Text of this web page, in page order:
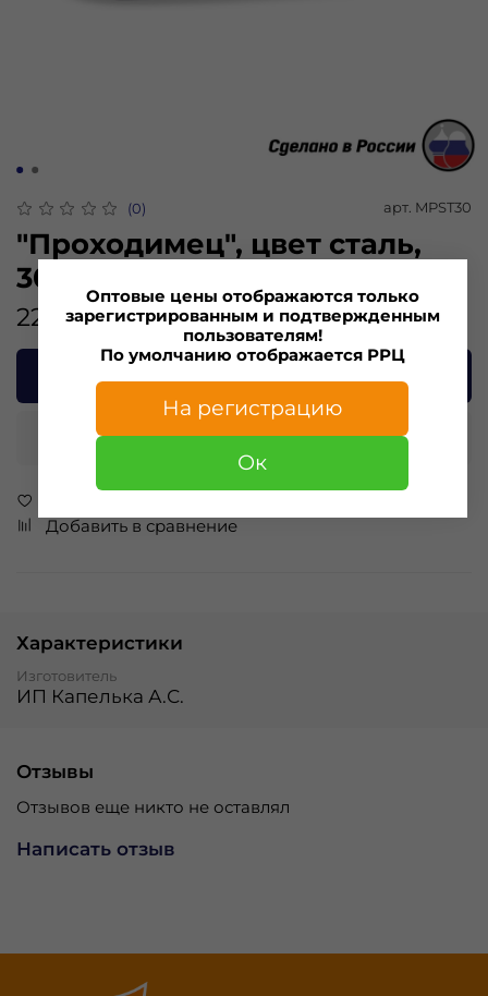
(0) арт. MPST30
"Проходимец", цвет сталь,
30гр.(5шт)
223.00 ₽
В корзину
Купить в 1 клик
Добавить в сравнение
Характеристики
Изготовитель
ИП Капелька А.С.
Отзывы
Отзывов еще никто не оставлял
Написать отзыв
Оптовые цены отображаются только
зарегистрированным и подтвержденным
пользователям!
По умолчанию отображается РРЦ
На регистрацию
Ок